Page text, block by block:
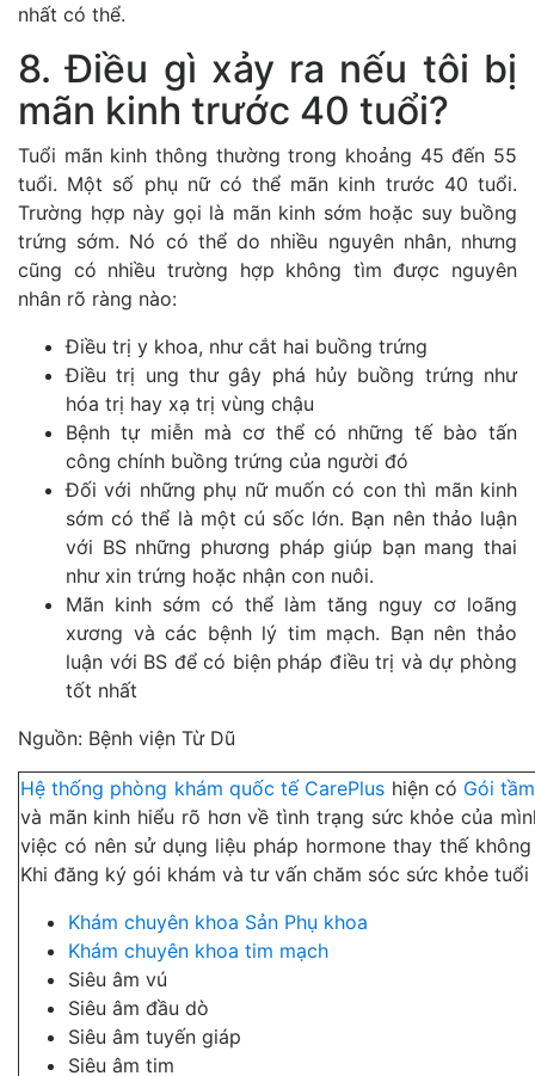
nhất có thể.
8. Điều gì xảy ra nếu tôi bị
mãn kinh trước 40 tuổi?
Tuổi mãn kinh thông thường trong khoảng 45 đến 55
tuổi. Một số phụ nữ có thể mãn kinh trước 40 tuổi.
Trường hợp này gọi là mãn kinh sớm hoặc suy buồng
trứng sớm. Nó có thể do nhiều nguyên nhân, nhưng
cũng có nhiều trường hợp không tìm được nguyên
nhân rõ ràng nào:
Điều trị y khoa, như cắt hai buồng trứng
Điều trị ung thư gây phá hủy buồng trứng như
hóa trị hay xạ trị vùng chậu
Bệnh tự miễn mà cơ thể có những tế bào tấn
công chính buồng trứng của người đó
Đối với những phụ nữ muốn có con thì mãn kinh
sớm có thể là một cú sốc lớn. Bạn nên thảo luận
với BS những phương pháp giúp bạn mang thai
như xin trứng hoặc nhận con nuôi.
Mãn kinh sớm có thể làm tăng nguy cơ loãng
xương và các bệnh lý tim mạch. Bạn nên thảo
luận với BS để có biện pháp điều trị và dự phòng
tốt nhất
Nguồn: Bệnh viện Từ Dũ
Hệ thống phòng khám quốc tế CarePlus hiện có Gói
và mãn kinh hiểu rõ hơn về tình trạng sức khỏe của
việc có nên sử dụng liệu pháp hormone thay thế
Khi đăng ký gói khám và tư vấn chăm sóc sức khỏe
Khám chuyên khoa Sản Phụ khoa
Khám chuyên khoa tim mạch
Siêu âm vú
Siêu âm đầu dò
Siêu âm tuyến giáp
Siêu âm tim